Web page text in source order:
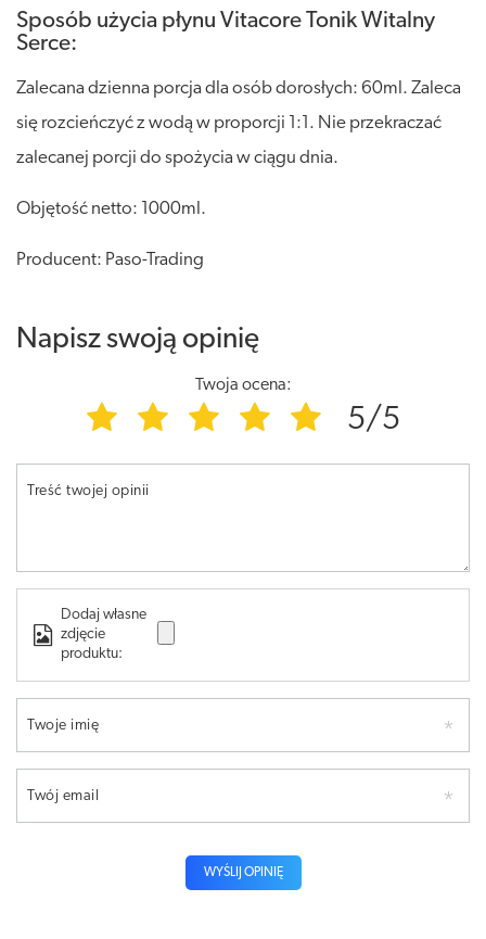
Sposób użycia płynu Vitacore Tonik Witalny
Serce:
Zalecana dzienna porcja dla osób dorosłych: 60ml. Zaleca
się rozcieńczyć z wodą w proporcji 1:1. Nie przekraczać
zalecanej porcji do spożycia w ciągu dnia.
Objętość netto: 1000ml.
Producent: Paso-Trading
Napisz swoją opinię
Twoja ocena:
5/5
Treść twojej opinii
Dodaj własne
zdjęcie
produktu:
Twoje imię
Twój email
WYŚLIJ OPINIĘ